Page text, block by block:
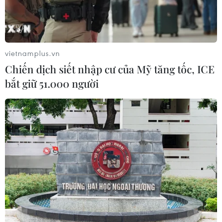
Đắk Lắk bảo đảm điều kiện học tập
cho học sinh vùng biên
Cơ cấu, số lượng, chế độ với hiệu
trưởng, hiệu phó khi sắp xếp cơ sở
giáo dục
07/08/2026 05:40
Phó Thủ tướng Phạm Thị Thanh Trà
dự lễ khởi công xây Trường THPT
Nam Đàn 1
07/08/2026 04:30
vietnamplus.vn
Chiến dịch siết nhập cư của Mỹ tăng tốc, ICE
bắt giữ 51.000 người